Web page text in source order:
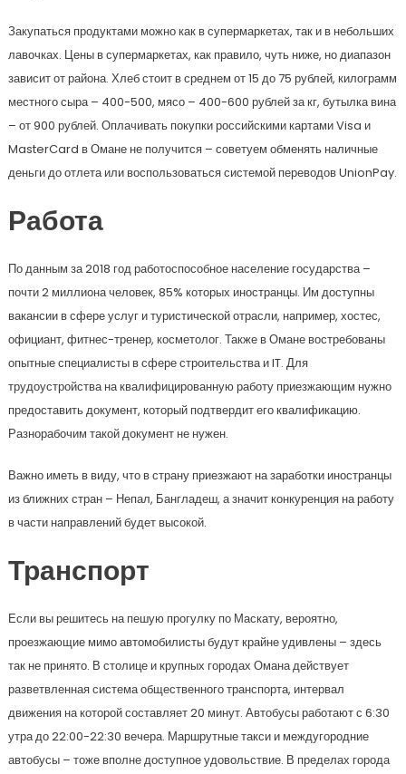
Закупаться продуктами можно как в супермаркетах, так и в небольших
лавочках. Цены в супермаркетах, как правило, чуть ниже, но диапазон
зависит от района. Хлеб стоит в среднем от 15 до 75 рублей, килограмм
местного сыра – 400-500, мясо – 400-600 рублей за кг, бутылка вина
– от 900 рублей. Оплачивать покупки российскими картами Visa и
MasterCard в Омане не получится – советуем обменять наличные
деньги до отлета или воспользоваться системой переводов UnionPay.
Работа
По данным за 2018 год работоспособное население государства –
почти 2 миллиона человек, 85% которых иностранцы. Им доступны
вакансии в сфере услуг и туристической отрасли, например, хостес,
официант, фитнес-тренер, косметолог. Также в Омане востребованы
опытные специалисты в сфере строительства и IT. Для
трудоустройства на квалифицированную работу приезжающим нужно
предоставить документ, который подтвердит его квалификацию.
Разнорабочим такой документ не нужен.
Важно иметь в виду, что в страну приезжают на заработки иностранцы
из ближних стран – Непал, Бангладеш, а значит конкуренция на работу
в части направлений будет высокой.
Транспорт
Если вы решитесь на пешую прогулку по Маскату, вероятно,
проезжающие мимо автомобилисты будут крайне удивлены – здесь
так не принято. В столице и крупных городах Омана действует
разветвленная система общественного транспорта, интервал
движения на которой составляет 20 минут. Автобусы работают с 6:30
утра до 22:00-22:30 вечера. Маршрутные такси и междугородние
автобусы – тоже вполне доступное удовольствие. В пределах города